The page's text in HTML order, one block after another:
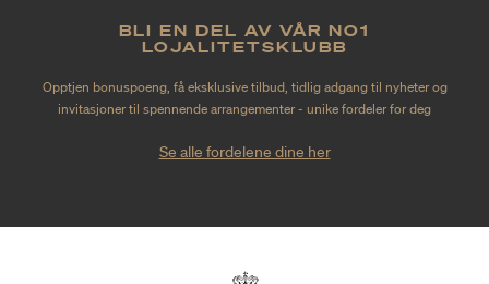
BLI EN DEL AV VÅR NO1
LOJALITETSKLUBB
Opptjen bonuspoeng, få eksklusive tilbud, tidlig adgang til nyheter og
invitasjoner til spennende arrangementer - unike fordeler for deg
Se alle fordelene dine her